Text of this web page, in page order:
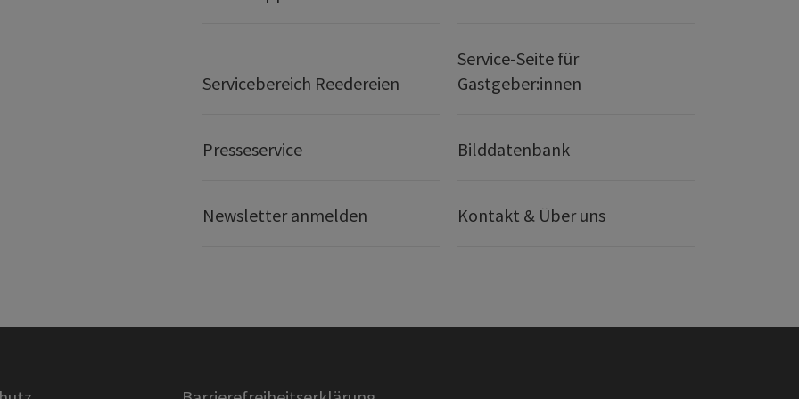
Servicebereich Reedereien
Service-Seite für
Gastgeber:innen
Presseservice Bilddatenbank
Newsletter anmelden Kontakt & Über uns